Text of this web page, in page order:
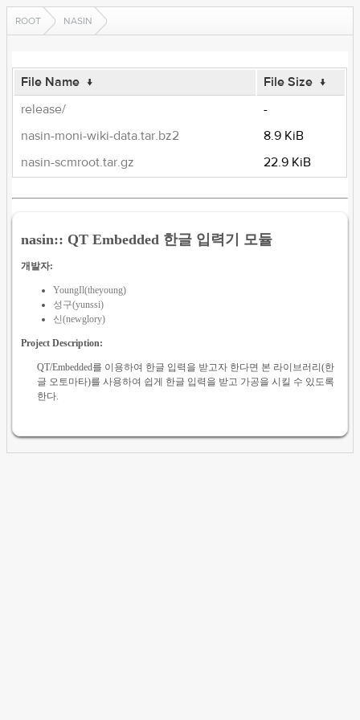
ROOT NASIN
File Name ↓ File Size ↓
release/
-
nasin-moni-wiki-data.tar.bz2
8.9 KiB
nasin-scmroot.tar.gz
22.9 KiB
nasin:: QT Embedded 한글 입력기 모듈
개발자:
YoungIl(theyoung)
성구(yunssi)
신(newglory)
Project Description:
QT/Embedded를 이용하여 한글 입력을 받고자 한다면 본 라이브러리(한
글 오토마타)를 사용하여 쉽게 한글 입력을 받고 가공을 시킬 수 있도록
한다.